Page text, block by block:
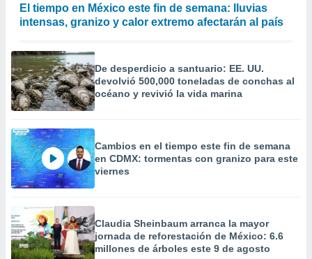
El tiempo en México este fin de semana: lluvias
intensas, granizo y calor extremo afectarán al país
De desperdicio a santuario: EE. UU.
devolvió 500,000 toneladas de conchas al
océano y revivió la vida marina
Cambios en el tiempo este fin de semana
en CDMX: tormentas con granizo para este
viernes
Claudia Sheinbaum arranca la mayor
jornada de reforestación de México: 6.6
millones de árboles este 9 de agosto